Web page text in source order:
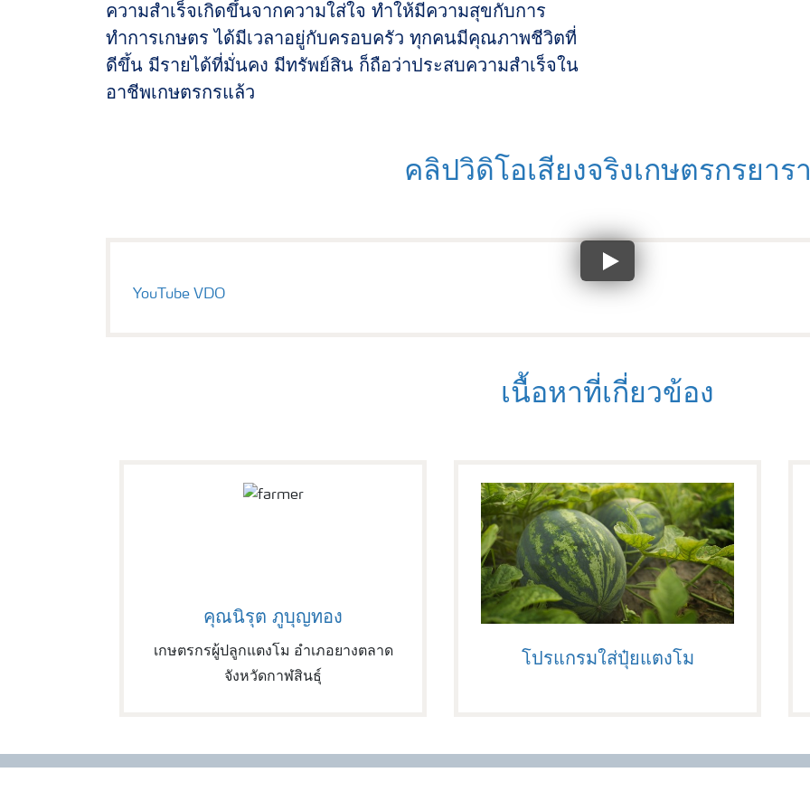
ความสำเร็จเกิดขึ้นจากความใส่ใจ ทำให้มีความสุขกับการ
ทำการเกษตร ได้มีเวลาอยู่กับครอบครัว ทุกคนมีคุณภาพชีวิตที่
ดีขึ้น มีรายได้ที่มั่นคง มีทรัพย์สิน ก็ถือว่าประสบความสำเร็จใน
อาชีพเกษตรกรแล้ว
คลิปวิดิโอเสียงจริงเกษตรกรยาร
YouTube VDO
เนื้อหาที่เกี่ยวข้อง
คุณนิรุต ภูบุญทอง
เกษตรกรผู้ปลูกแตงโม อำเภอยางตลาด
จังหวัดกาฬสินธุ์
โปรแกรมใส่ปุ๋ยแตงโม